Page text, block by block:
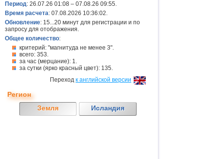
Период: 26.07.26 01:08 – 07.08.26 09:55.
Время расчета: 07.08.2026 10:36:02.
Обновление: 15...20 минут для регистрации и по
запросу для отображения.
Общее количество:
критерий: "магнитуда не менее 3".
всего: 353.
за час (мерцание): 1.
за сутки (ярко красный цвет): 135.
Переход к английской версии
Регион
Земля
Исландия